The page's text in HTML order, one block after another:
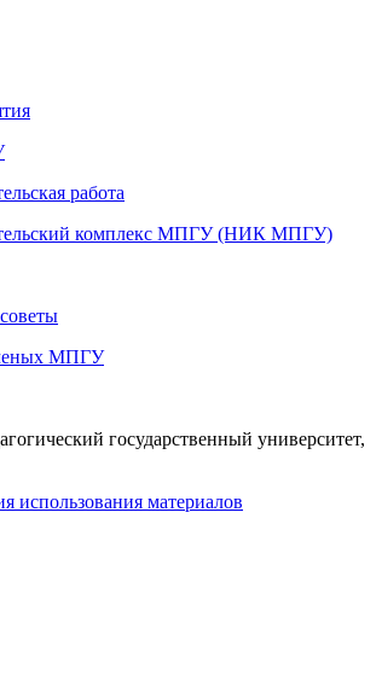
работа
комплекс МПГУ (НИК МПГУ)
МПГУ
государственный университет,
использования материалов